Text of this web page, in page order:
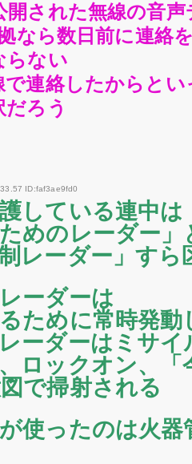
開された無線の音
なら数日前に連絡
らない
で連絡したからと
ろう
ID:faf3ae9fd0
している連中は
ためのレーダー」
制レーダー」す
ーダーは
ために常時発動
ーダーはミサイ
ロックオン、「
で掃射される
使ったのは火器